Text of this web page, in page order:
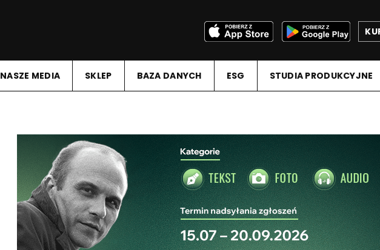
NASZE MEDIA SKLEP BAZA DANYCH ESG STUDIA PRODUKCYJNE